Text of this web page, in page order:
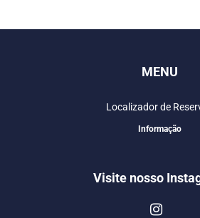
MENU
Localizador de
Informação
Visite nosso